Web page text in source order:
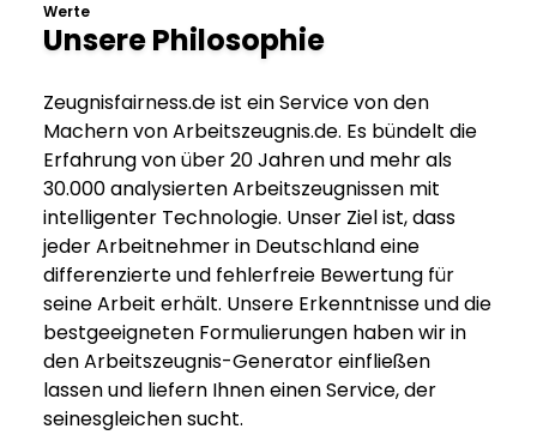
Werte
Unsere Philosophie
Zeugnisfairness.de ist ein Service von den
Machern von Arbeitszeugnis.de. Es bündelt die
Erfahrung von über 20 Jahren und mehr als
30.000 analysierten Arbeitszeugnissen mit
intelligenter Technologie. Unser Ziel ist, dass
jeder Arbeitnehmer in Deutschland eine
differenzierte und fehlerfreie Bewertung für
seine Arbeit erhält. Unsere Erkenntnisse und die
bestgeeigneten Formulierungen haben wir in
den Arbeitszeugnis-Generator einfließen
lassen und liefern Ihnen einen Service, der
seinesgleichen sucht.